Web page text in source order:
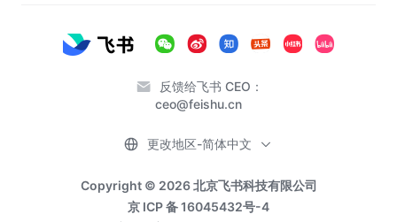
反馈给飞书 CEO：
ceo@feishu.cn
Copyright © 2026 北京飞书科技有限公司
京 ICP 备 16045432号-4
更改地区-简体中文